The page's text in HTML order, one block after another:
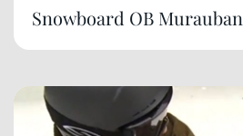
Snowboard OB Murauban